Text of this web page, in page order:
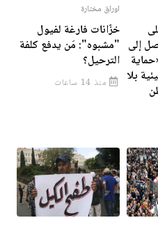
إلى
بلا
اوراق مختارة
خزّانات فارغة لفيول
"مشبوه": مَن يدفع كلفة
الترحيل؟
منذ 14 ساعات